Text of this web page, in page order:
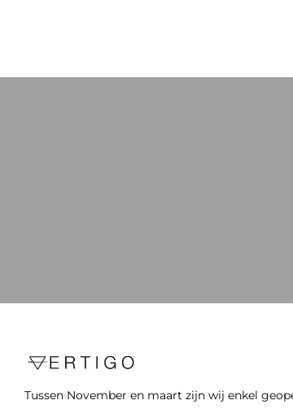
Tussen November en maart zijn wij enkel